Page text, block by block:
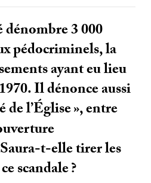
3 000
pédocriminels, la
ayant eu lieu
Il dénonce aussi
de l’Église», entre
t-elle tirer les
scandale?